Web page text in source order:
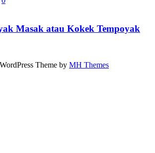
Masak atau Kokek Tempoyak
Theme by MH Themes